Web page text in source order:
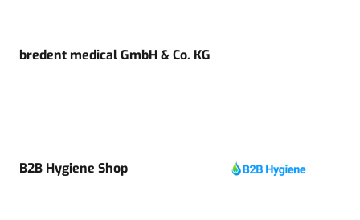
bredent medical GmbH & Co. KG
B2B Hygiene Shop